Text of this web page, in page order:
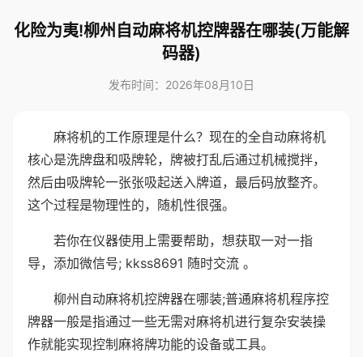
化险为夷!柳州自动麻将机控牌器在哪装(万能解
码器)
发布时间：2026年08月10日
麻将机的工作原理是什么？现在的全自动麻将机
核心是洗牌盘和吸牌轮，牌被打乱后通过机械搅拌，
然后由吸牌轮一张张吸起送入牌道，最后码放整齐。
这个过程是物理性的，随机性很强。
若你在仪器使用上需要帮助，想获取一对一指
导，添加微信号; kkss8691 随时交流 。
柳州自动麻将机控牌器在哪装;普通麻将机程序控
牌器一般是指通过一些无需对麻将机进行复杂安装操
作就能实现控制麻将牌功能的设备或工具。